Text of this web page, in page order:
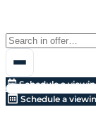
Schedule a
Schedule a